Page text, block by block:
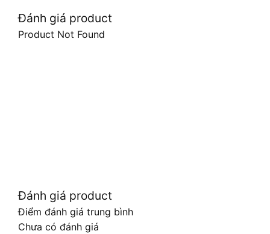
Đánh giá product
Product Not Found
Đánh giá product
Điểm đánh giá trung bình
Chưa có đánh giá